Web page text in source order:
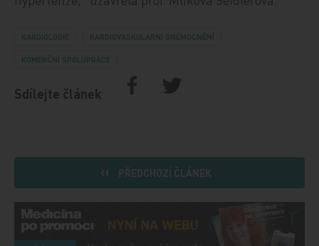
KARDIOLOGIE KARDIOVASKULÁRNÍ ONEMOCNĚNÍ
KOMERČNÍ SPOLUPRÁCE
Sdílejte článek
PŘEDCHOZÍ ČLÁNEK